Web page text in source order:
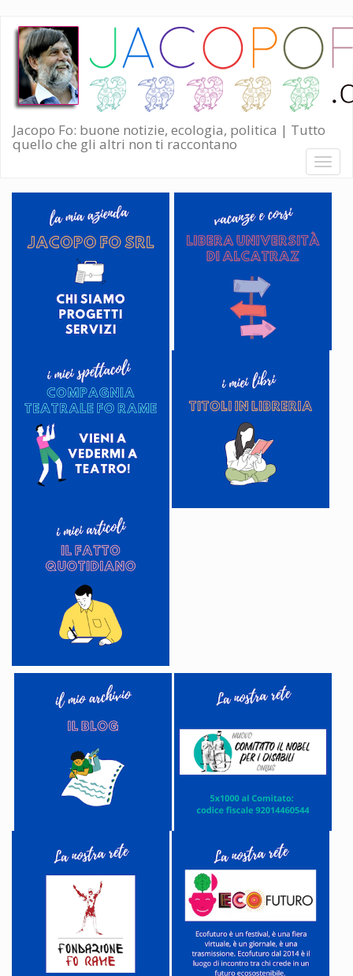
Salta
contenuto
principale
Jacopo Fo: buone notizie, ecologia, politica | Tutto
quello che gli altri non ti raccontano
Toggle